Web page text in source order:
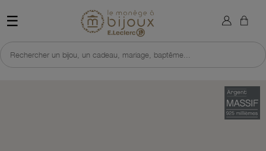
☰ Retour à l'accueil du site
Rechercher un bijou, un cadeau, mariage, baptême...
×